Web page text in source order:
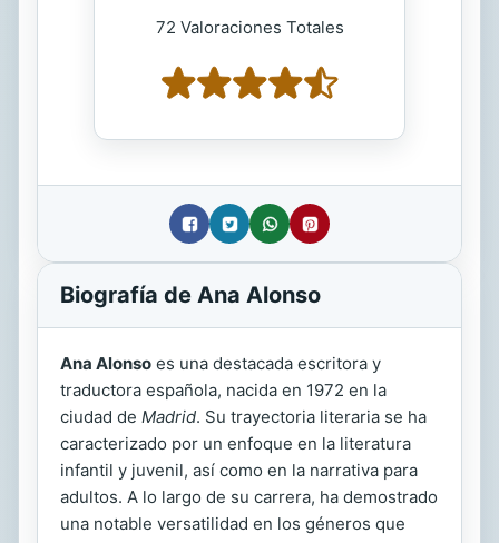
72 Valoraciones Totales
Biografía de Ana Alonso
Ana Alonso es una destacada escritora y
traductora española, nacida en 1972 en la
ciudad de Madrid. Su trayectoria literaria se ha
caracterizado por un enfoque en la literatura
infantil y juvenil, así como en la narrativa para
adultos. A lo largo de su carrera, ha demostrado
una notable versatilidad en los géneros que